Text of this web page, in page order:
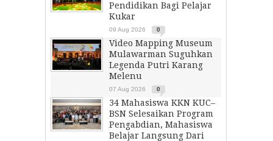
Pendidikan Bagi Pelajar
Kukar
09 Aug 2026 0
Video Mapping Museum
Mulawarman Suguhkan
Legenda Putri Karang
Melenu
07 Aug 2026 0
34 Mahasiswa KKN KUC–
BSN Selesaikan Program
Pengabdian, Mahasiswa
Belajar Langsung Dari